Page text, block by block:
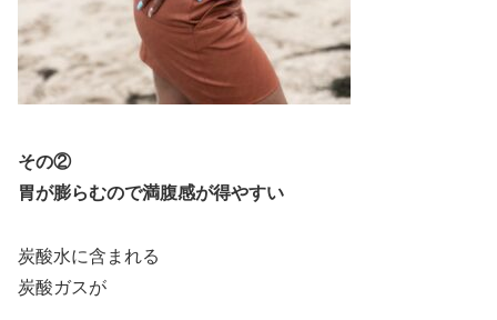
その②
胃が膨らむので満腹感が得やすい
炭酸水に含まれる
炭酸ガスが